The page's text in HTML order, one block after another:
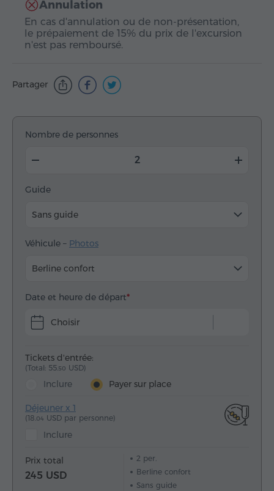
Annulation
En cas d'annulation ou de non-présentation,
le prépaiement de 15% du prix de l'excursion
n'est pas remboursé.
Partager
Nombre de personnes
Guide
Sans guide
Véhicule – Photos
Berline confort
Date et heure de départ
Choisir
Tickets d'entrée:
(Total: 55.50 USD)
Inclure Payer sur place
Déjeuner x 1
(18.04 USD par personne)
Inclure
Prix total
245 USD
2per.
Berline confort
Sans guide